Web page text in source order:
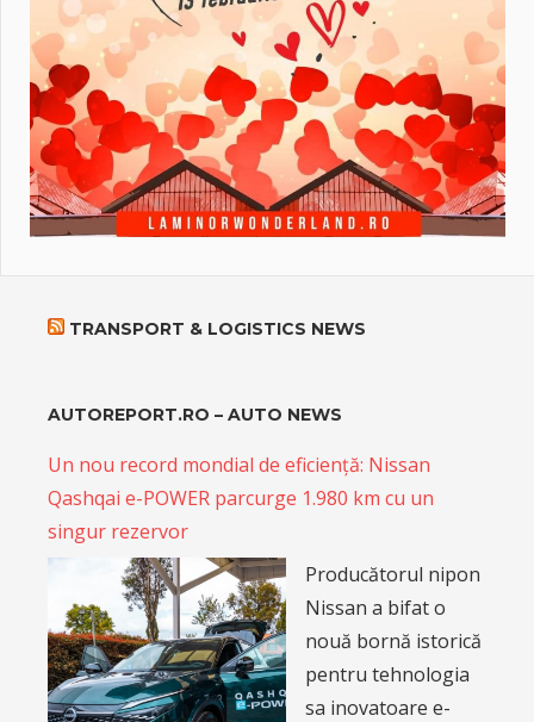
TRANSPORT & LOGISTICS NEWS
AUTOREPORT.RO – AUTO NEWS
Un nou record mondial de eficiență: Nissan
Qashqai e-POWER parcurge 1.980 km cu un
singur rezervor
Producătorul nipon
Nissan a bifat o
nouă bornă istorică
pentru tehnologia
sa inovatoare e-